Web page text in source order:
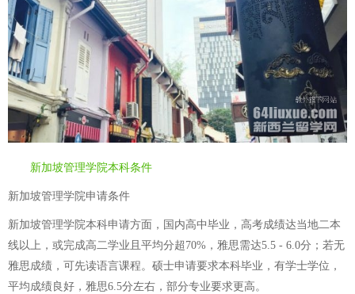
新加坡管理学院本科条件
新加坡管理学院申请条件
新加坡管理学院本科申请方面，国内高中毕业，高考成绩达当地二本
线以上，或完成高二学业且平均分超70%，雅思需达5.5 - 6.0分；若无
雅思成绩，可先读语言课程。硕士申请要求本科毕业，有学士学位，
平均成绩良好，雅思6.5分左右，部分专业要求更高。